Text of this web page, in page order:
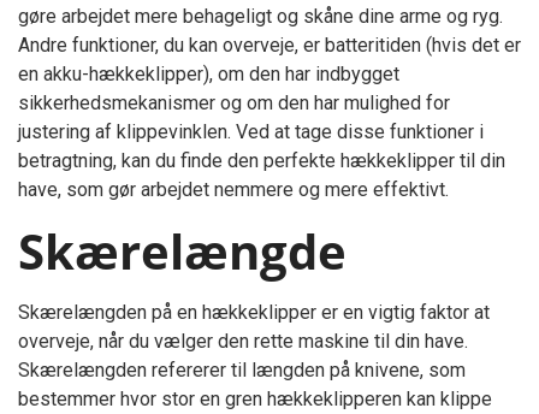
gøre arbejdet mere behageligt og skåne dine arme og ryg.
Andre funktioner, du kan overveje, er batteritiden (hvis det er
en akku-hækkeklipper), om den har indbygget
sikkerhedsmekanismer og om den har mulighed for
justering af klippevinklen. Ved at tage disse funktioner i
betragtning, kan du finde den perfekte hækkeklipper til din
have, som gør arbejdet nemmere og mere effektivt.
Skærelængde
Skærelængden på en hækkeklipper er en vigtig faktor at
overveje, når du vælger den rette maskine til din have.
Skærelængden refererer til længden på knivene, som
bestemmer hvor stor en gren hækkeklipperen kan klippe